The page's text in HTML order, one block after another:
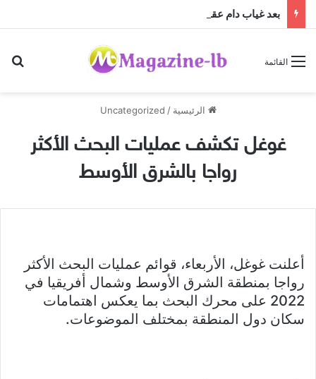
القائمة
الرئيسية /
Uncategorized
غوغل تكشف عمليات البحث الأكثر
رواجا بالشرق الأوسط
أعلنت غوغل، الأربعاء، قوائم عمليات البحث الأكثر
رواجا بمنطقة الشرق الأوسط وشمال أفريقيا في
2022 على محرك البحث بما يعكس اهتمامات
سكان دول المنطقة بمختلف الموضوعات.